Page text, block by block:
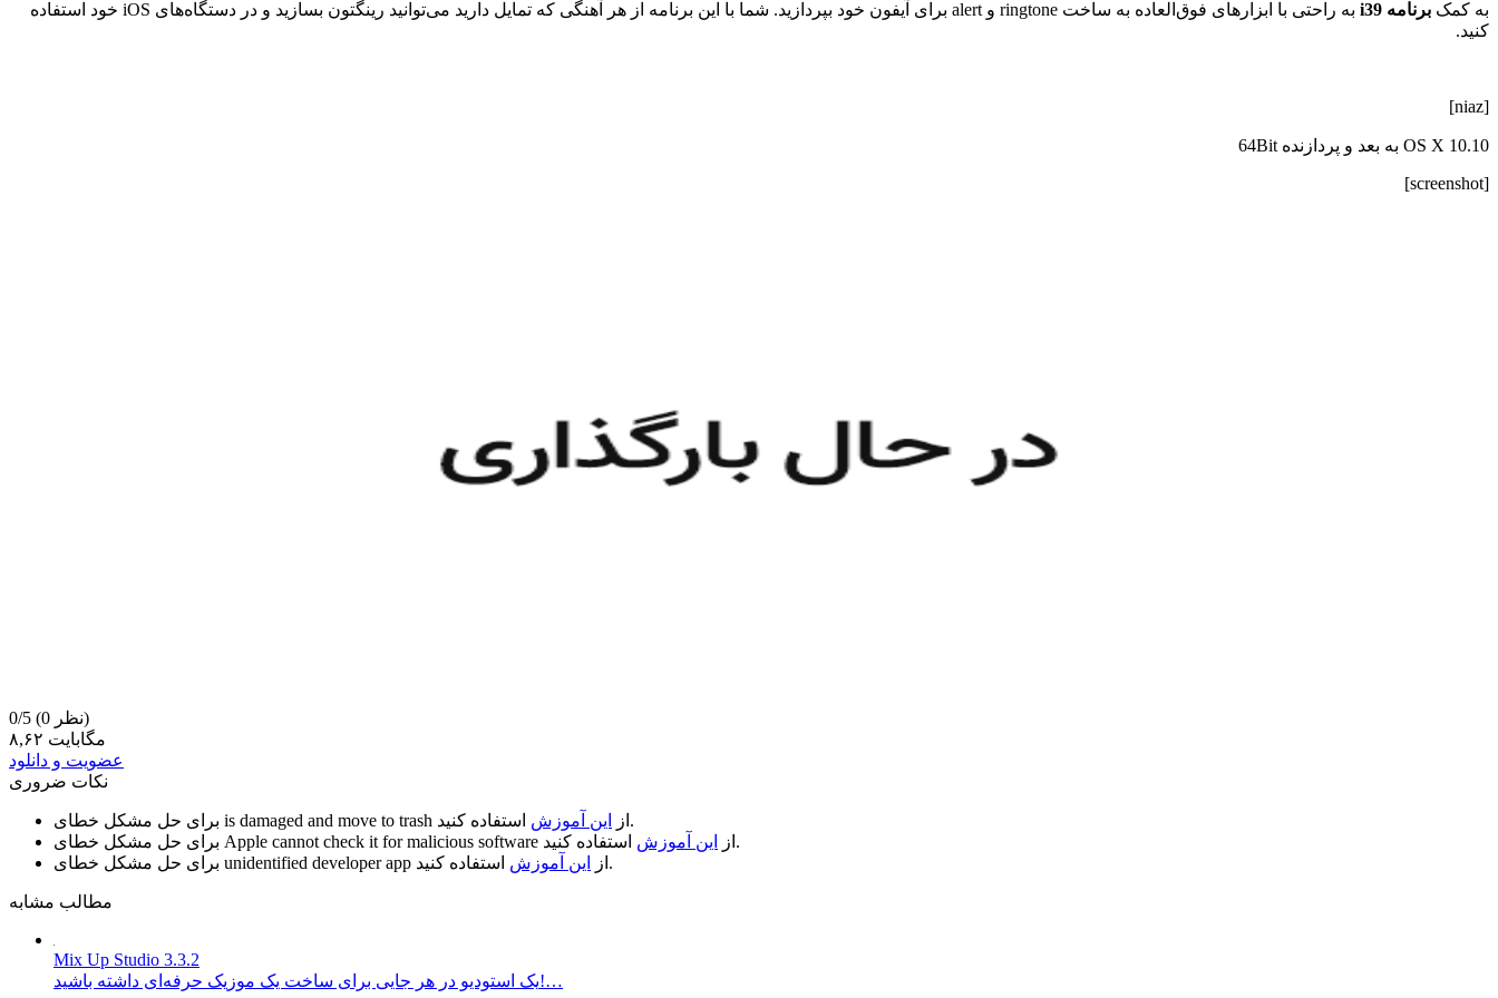
به کمک برنامه i39
به راحتی با ابزار‌های فوق‌العاده به ساخت ringtone و alert برای آیفون خود بپردازید. شما با این برنامه از هر آهنگی که تمایل دارید می‌توانید رینگتون بسازید و در دستگاه‌های iOS خود استفاده
کنید.
[niaz]
OS X 10.10 به بعد و پردازنده 64Bit
[screenshot]
0/5
(0 نظر)
۸,۶۲ مگابایت
عضویت و دانلود
نکات ضروری
is damaged and move to trash از این آموزش
استفاده کنید.
Apple cannot check it for malicious software از این آموزش
استفاده کنید.
unidentified developer app از این آموزش استفاده کنید.
مطالب مشابه
Mix Up Studio 3.3.2
یک استودیو در هر جایی برای ساخت یک موزیک حرفه‌ای داشته باشید!…